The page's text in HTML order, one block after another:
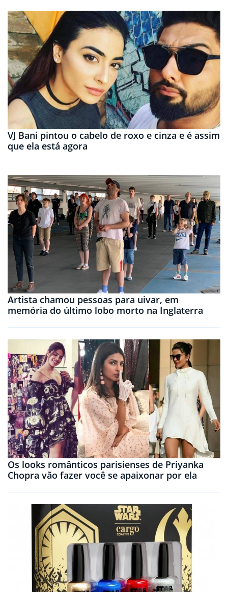
VJ Bani pintou o cabelo de roxo e cinza e é assim
que ela está agora
Artista chamou pessoas para uivar, em
memória do último lobo morto na Inglaterra
Os looks românticos parisienses de Priyanka
Chopra vão fazer você se apaixonar por ela